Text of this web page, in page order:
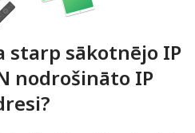
starp sākotnējo IP
nodrošināto IP